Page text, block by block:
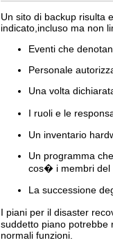
Un sito di backup risulta
indicato,incluso ma non
Eventi che
Personale
Una volta
I ruoli e le
Un inventario
Un programma
cos� i membri del
La successione
I piani per il disaster
suddetto piano potrebbe
normali funzioni.